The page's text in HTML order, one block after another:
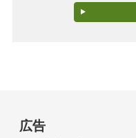
広告